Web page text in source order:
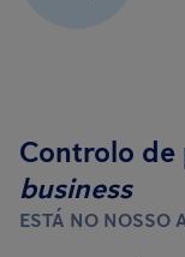
Controlo de
business
ESTÁ NO NOSSO